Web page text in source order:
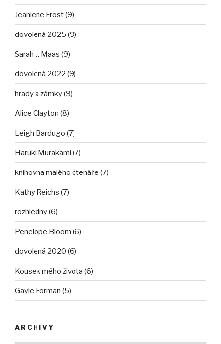
Jeaniene Frost (9)
dovolená 2025 (9)
Sarah J. Maas (9)
dovolená 2022 (9)
hrady a zámky (9)
Alice Clayton (8)
Leigh Bardugo (7)
Haruki Murakami (7)
knihovna malého čtenáře (7)
Kathy Reichs (7)
rozhledny (6)
Penelope Bloom (6)
dovolená 2020 (6)
Kousek mého života (6)
Gayle Forman (5)
ARCHIVY